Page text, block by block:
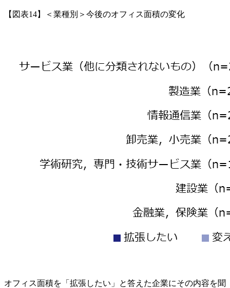
【図表14】＜業種別＞今後のオフィス面積の変化
オフィス面積を「拡張したい」と答えた企業にその内容を聞